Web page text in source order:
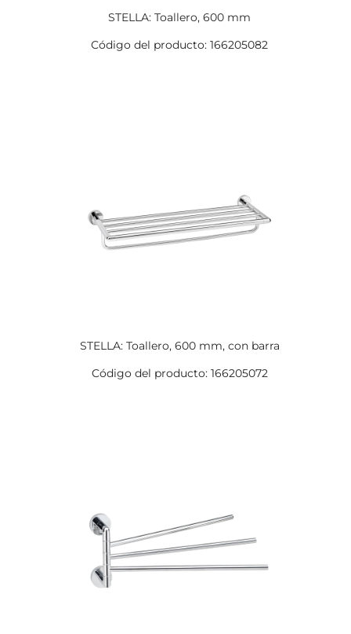
STELLA: Toallero, 600 mm
Código del producto: 166205082
STELLA: Toallero, 600 mm, con barra
Código del producto: 166205072